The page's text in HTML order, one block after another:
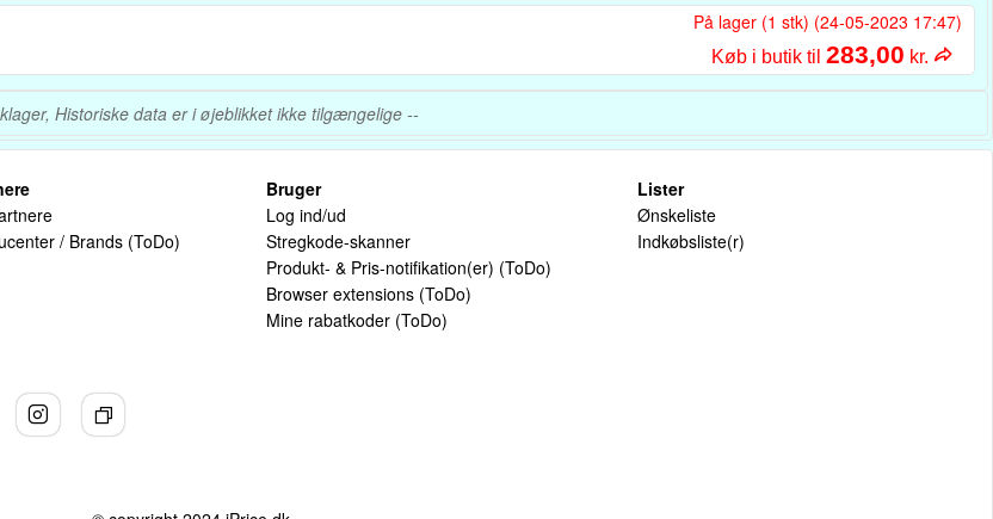
På lager (1 stk) (24-05-2023 17:47)
Køb i butik til 283,00 kr.
Historiske data er i øjeblikket ikke tilgængelige --
/ Brands (ToDo)
Bruger
Log ind/ud
Stregkode-skanner
Produkt- & Pris-notifikation(er) (ToDo)
Browser extensions (ToDo)
Mine rabatkoder (ToDo)
Lister
Ønskeliste
Indkøbsliste(r)